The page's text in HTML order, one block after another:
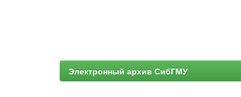
Электронный архив СибГМУ